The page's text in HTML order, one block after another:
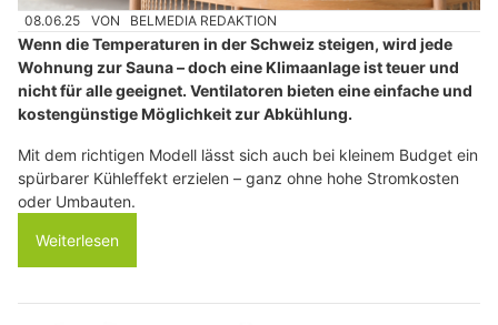
08.06.25 VON BELMEDIA REDAKTION
Wenn die Temperaturen in der Schweiz steigen, wird jede
Wohnung zur Sauna – doch eine Klimaanlage ist teuer und
nicht für alle geeignet. Ventilatoren bieten eine einfache und
kostengünstige Möglichkeit zur Abkühlung.
Mit dem richtigen Modell lässt sich auch bei kleinem Budget ein
spürbarer Kühleffekt erzielen – ganz ohne hohe Stromkosten
oder Umbauten.
Weiterlesen